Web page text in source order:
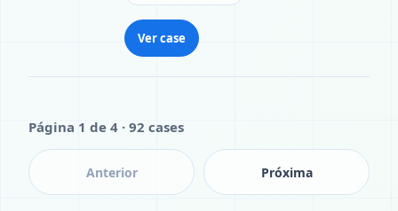
Ver case
Página 1 de 4 · 92 cases
Anterior Próxima